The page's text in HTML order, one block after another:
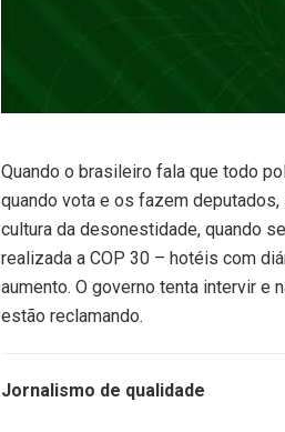
Quando o brasileiro fala que todo
quando vota e os fazem
cultura da desonestidade, quando
realizada a COP 30 – hotéis com
aumento. O governo tenta intervir e
estão reclamando.
Jornalismo de qualidade